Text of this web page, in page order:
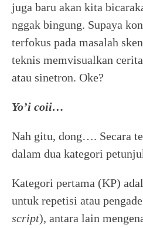
juga baru akan kita
nggak bingung. Supaya
terfokus pada masalah
teknis memvisualkan
atau sinetron. Oke?
Yo’i coii…
Nah gitu, dong…. Secara
dalam dua kategori
Kategori pertama (KP)
untuk repetisi atau
script), antara lain